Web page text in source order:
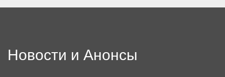
Новости и Анонсы